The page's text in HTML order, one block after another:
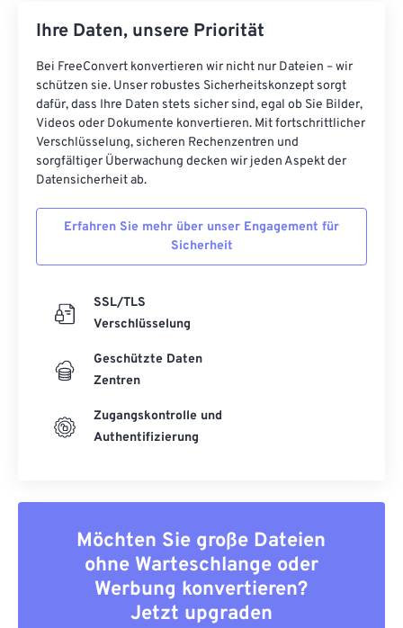
Ihre Daten, unsere Priorität
Bei FreeConvert konvertieren wir nicht nur Dateien – wir
schützen sie. Unser robustes Sicherheitskonzept sorgt
dafür, dass Ihre Daten stets sicher sind, egal ob Sie Bilder,
Videos oder Dokumente konvertieren. Mit fortschrittlicher
Verschlüsselung, sicheren Rechenzentren und
sorgfältiger Überwachung decken wir jeden Aspekt der
Datensicherheit ab.
Erfahren Sie mehr über unser Engagement für
Sicherheit
SSL/TLS
Verschlüsselung
Geschützte Daten
Zentren
Zugangskontrolle und
Authentifizierung
Möchten Sie große Dateien
ohne Warteschlange oder
Werbung konvertieren?
Jetzt upgraden